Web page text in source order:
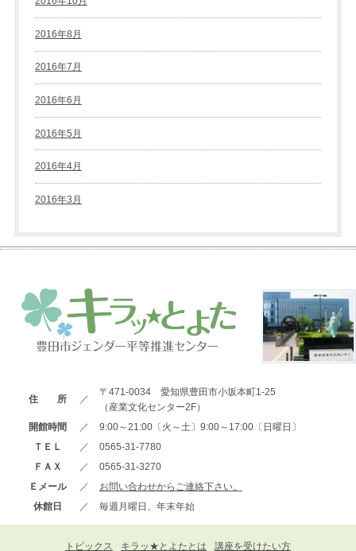
2016年8月
2016年7月
2016年6月
2016年5月
2016年4月
2016年3月
住 所 ／
〒471-0034 愛知県豊田市小坂本町1-25
（産業文化センター2F）
開館時間
／
9:00～21:00〔火～土〕9:00～17:00〔日曜日〕
ＴＥＬ
／
0565-31-7780
ＦＡＸ
／
0565-31-3270
Ｅメール
／
お問い合わせからご連絡下さい。
休館日
／ 毎週月曜日、年末年始
トピックス キラッ★とよたとは 講座を受けたい方